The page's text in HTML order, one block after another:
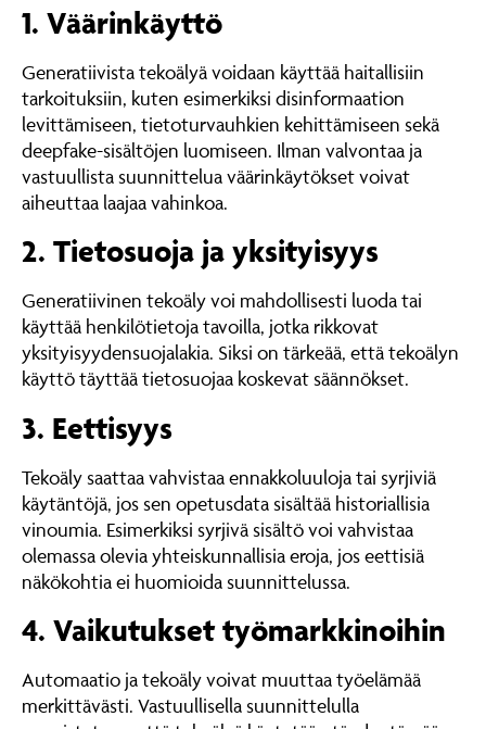
1. Väärinkäyttö
Generatiivista tekoälyä voidaan käyttää haitallisiin
tarkoituksiin, kuten esimerkiksi disinformaation
levittämiseen, tietoturvauhkien kehittämiseen sekä
deepfake-sisältöjen luomiseen. Ilman valvontaa ja
vastuullista suunnittelua väärinkäytökset voivat
aiheuttaa laajaa vahinkoa.
2. Tietosuoja ja yksityisyys
Generatiivinen tekoäly voi mahdollisesti luoda tai
käyttää henkilötietoja tavoilla, jotka rikkovat
yksityisyydensuojalakia. Siksi on tärkeää, että tekoälyn
käyttö täyttää tietosuojaa koskevat säännökset.
3. Eettisyys
Tekoäly saattaa vahvistaa ennakkoluuloja tai syrjiviä
käytäntöjä, jos sen opetusdata sisältää historiallisia
vinoumia. Esimerkiksi syrjivä sisältö voi vahvistaa
olemassa olevia yhteiskunnallisia eroja, jos eettisiä
näkökohtia ei huomioida suunnittelussa.
4. Vaikutukset työmarkkinoihin
Automaatio ja tekoäly voivat muuttaa työelämää
merkittävästi. Vastuullisella suunnittelulla